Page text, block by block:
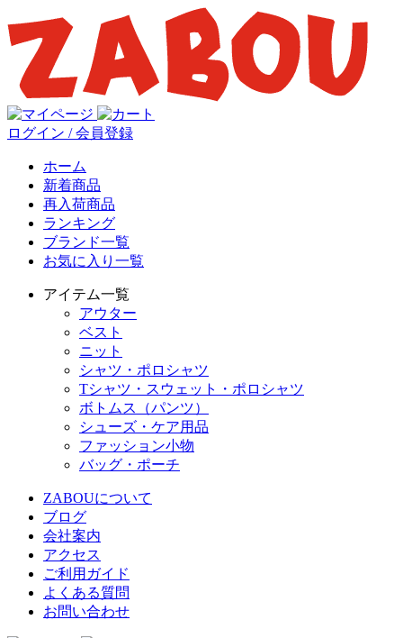
ログイン / 会員登録
ホーム
新着商品
再入荷商品
ランキング
ブランド一覧
お気に入り一覧
アイテム一覧
アウター
ベスト
ニット
シャツ・ポロシャツ
Tシャツ・スウェット・ポロシャツ
ボトムス（パンツ）
シューズ・ケア用品
ファッション小物
バッグ・ポーチ
ZABOUについて
ブログ
会社案内
アクセス
ご利用ガイド
よくある質問
お問い合わせ